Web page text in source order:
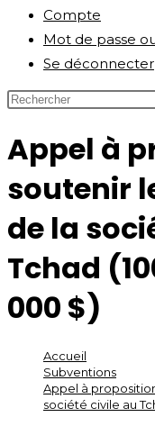
Compte
Mot de passe
Se déconnecter
Appel à
soutenir
de la
Tchad
000 $)
Accueil
Subventions
Appel à
société civile au